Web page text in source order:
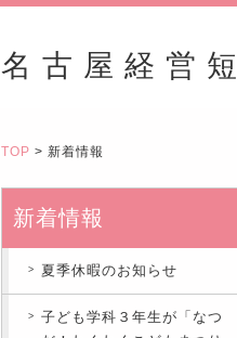
名古屋経営
TOP > 新着情報
新着情報
夏季休暇のお知らせ
子ども学科３年生が「なつ